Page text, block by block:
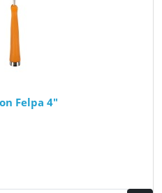
Felpa 4"